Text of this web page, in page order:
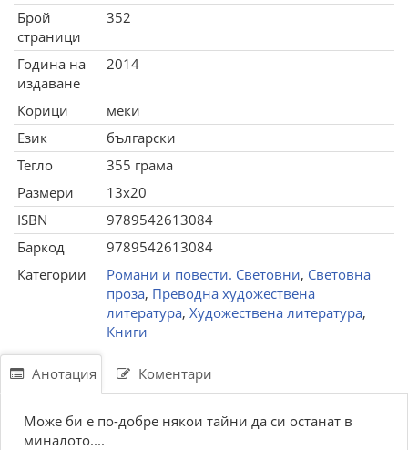
Брой
страници
352
Година на
издаване
2014
Корици
меки
Език
български
Тегло
355 грама
Размери
13x20
ISBN
9789542613084
Баркод
9789542613084
Категории
Романи и повести. Световни, Световна
проза, Преводна художествена
литература, Художествена литература,
Книги
Анотация Коментари
Може би е по-добре някои тайни да си останат в
миналото....